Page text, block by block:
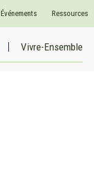
Événements Ressources
Vivre-Ensemble